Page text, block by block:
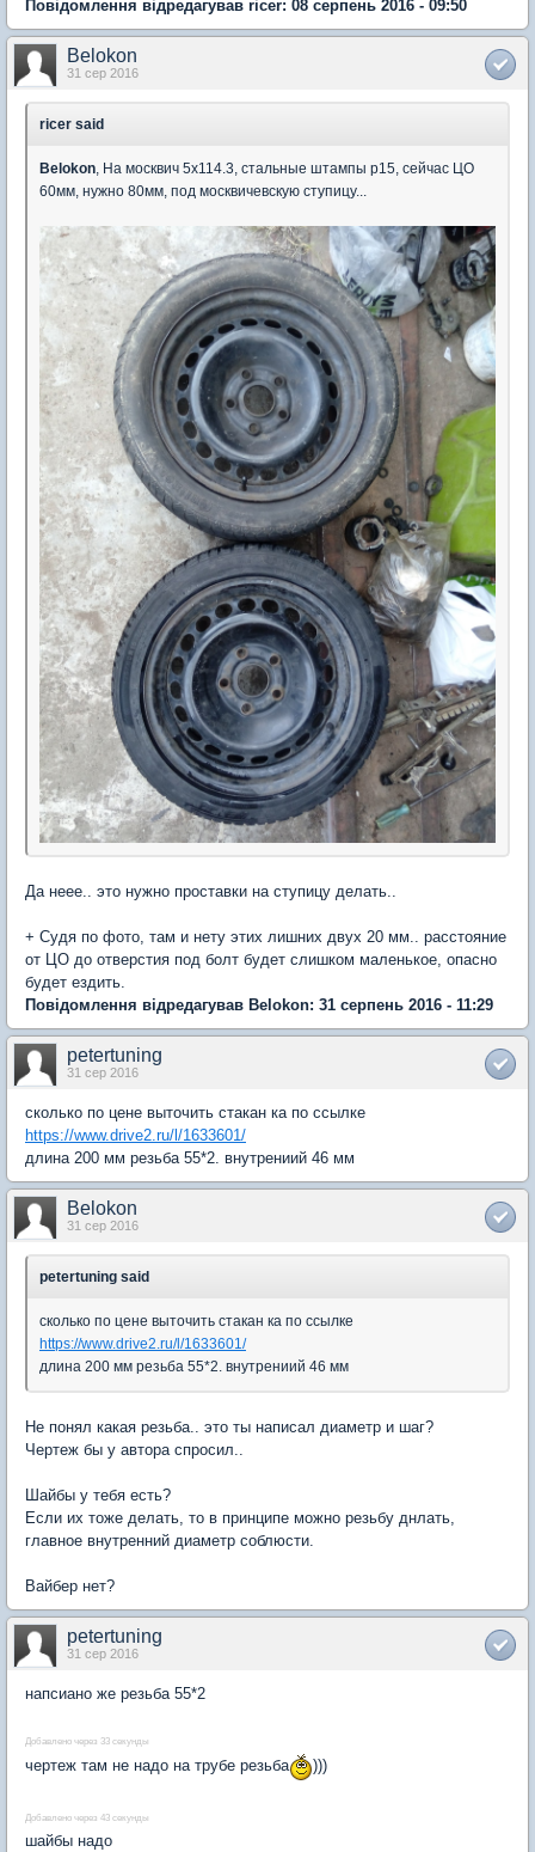
Повідомлення відредагував ricer: 08 серпень 2016 - 09:50
Belokon
31 сер 2016
ricer said
Belokon, На москвич 5х114.3, стальные штампы р15, сейчас ЦО
60мм, нужно 80мм, под москвичевскую ступицу...
Да неее.. это нужно проставки на ступицу делать..
+ Судя по фото, там и нету этих лишних двух 20 мм.. расстояние
от ЦО до отверстия под болт будет слишком маленькое, опасно
будет ездить.
Повідомлення відредагував Belokon: 31 серпень 2016 - 11:29
petertuning
31 сер 2016
сколько по цене выточить стакан ка по ссылке
https://www.drive2.ru/l/1633601/
длина 200 мм резьба 55*2. внутрениий 46 мм
Belokon
31 сер 2016
petertuning said
сколько по цене выточить стакан ка по ссылке
https://www.drive2.ru/l/1633601/
длина 200 мм резьба 55*2. внутрениий 46 мм
Не понял какая резьба.. это ты написал диаметр и шаг?
Чертеж бы у автора спросил..
Шайбы у тебя есть?
Если их тоже делать, то в принципе можно резьбу днлать,
главное внутренний диаметр соблюсти.
Вайбер нет?
petertuning
31 сер 2016
напсиано же резьба 55*2
Добавлено через 33 секунды
чертеж там не надо на трубе резьба )))
Добавлено через 43 секунды
шайбы надо